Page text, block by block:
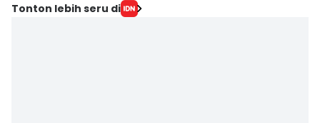
Tonton lebih seru di